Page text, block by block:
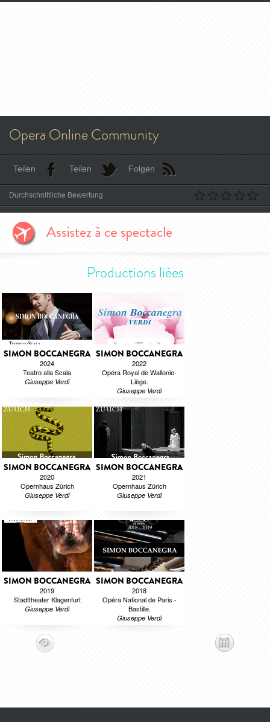
Opera Online Community
Teilen Teilen Folgen
Durchschnittliche Bewertung
Productions liées
SIMON BOCCANEGRA
2024
Teatro alla Scala
Giuseppe Verdi
SIMON BOCCANEGRA
2022
Opéra Royal de Wallonie-
Liège.
Giuseppe Verdi
SIMON BOCCANEGRA
2020
Opernhaus Zürich
Giuseppe Verdi
SIMON BOCCANEGRA
2021
Opernhaus Zürich
Giuseppe Verdi
SIMON BOCCANEGRA
2019
Stadttheater Klagenfurt
Giuseppe Verdi
SIMON BOCCANEGRA
2018
Opéra National de Paris -
Bastille.
Giuseppe Verdi